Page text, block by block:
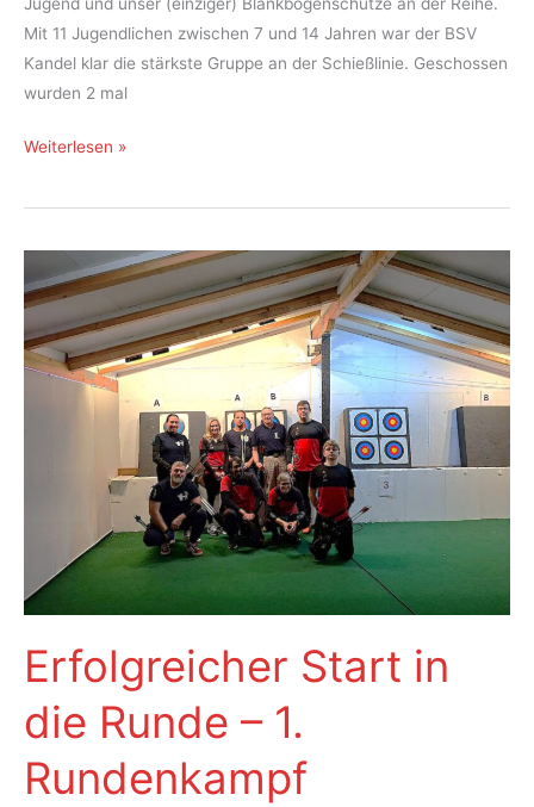
Mit 11 Jugendlichen zwischen 7 und 14 Jahren war der BSV
Kandel klar die stärkste Gruppe an der Schießlinie. Geschossen
wurden 2 mal
Bogenschützen
BSV
schneiden
bei
der
Kreismeisterschaft
Weiterlesen »
Erfolgreicher Start in
die Runde – 1.
Rundenkampf